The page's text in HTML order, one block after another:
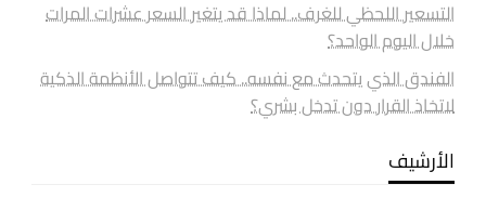
التسعير اللحظي للغرف.. لماذا قد يتغير السعر عشرات المرات
خلال اليوم الواحد؟
الفندق الذي يتحدث مع نفسه.. كيف تتواصل الأنظمة الذكية
لاتخاذ القرار دون تدخل بشري؟
الأرشيف